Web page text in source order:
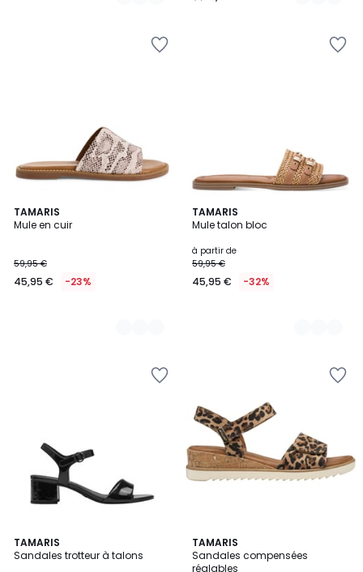
TAMARIS
Mule en cuir
59,95 €
45,95 € -23%
2
Couleurs
TAMARIS
Mule talon bloc
à partir de
59,95 €
45,95 € -32%
2
Couleurs
TAMARIS
Sandales trotteur à talons
4,4
/ 5
3
Couleurs
TAMARIS
Sandales compensées
réglables
5
/
5
4
Couleurs